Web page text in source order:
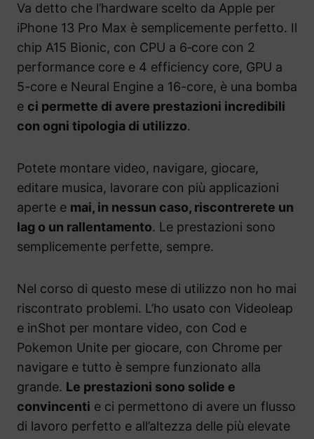
Va detto che l’hardware scelto da Apple per
iPhone 13 Pro Max è semplicemente perfetto. Il
chip A15 Bionic, con CPU a 6‑core con 2
performance core e 4 efficiency core, GPU a
5-core e Neural Engine a 16-core, è una bomba
e ci permette di avere prestazioni incredibili
con ogni tipologia di utilizzo.
Potete montare video, navigare, giocare,
editare musica, lavorare con più applicazioni
aperte e mai, in nessun caso, riscontrerete un
lag o un rallentamento. Le prestazioni sono
semplicemente perfette, sempre.
Nel corso di questo mese di utilizzo non ho mai
riscontrato problemi. L’ho usato con Videoleap
e inShot per montare video, con Cod e
Pokemon Unite per giocare, con Chrome per
navigare e tutto è sempre funzionato alla
grande. Le prestazioni sono solide e
convincenti e ci permettono di avere un flusso
di lavoro perfetto e all’altezza delle più elevate